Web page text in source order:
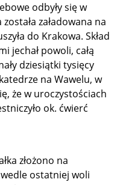
odbyły się w
załadowana na
do Krakowa. Skład
jechał powoli, całą
dziesiątki tysięcy
na Wawelu, w
że w uroczystościach
ok. ćwierć
złożono na
ostatniej woli